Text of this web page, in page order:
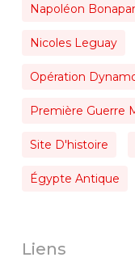
Napoléon
Nicoles Leguay
Opération
Première Guerre
Site D'histoire
Égypte Antique
Liens